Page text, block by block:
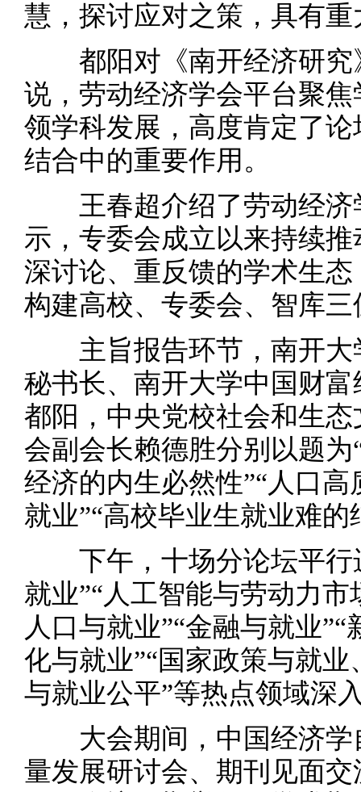
慧，探讨应对之策，具有
都阳对《南开经济研究
说，劳动经济学会平台聚
领学科发展，高度肯定了
结合中的重要作用。
王春超介绍了劳动经济
示，专委会成立以来持续
深讨论、重反馈的学术生
构建高校、专委会、智库
主旨报告环节，南开大
秘书长、南开大学中国财
都阳，中央党校社会和生
会副会长赖德胜分别以题
经济的内生必然性”“人口
就业”“高校毕业生就业难
下午，十场分论坛平行
就业”“人工智能与劳动力市
人口与就业”“金融与就业
化与就业”“国家政策与就业
与就业公平”等热点领域深
大会期间，中国经济学
量发展研讨会、期刊见面